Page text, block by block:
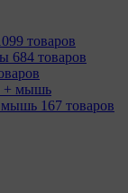
товаров
684 товаров
мышь 167 товаров